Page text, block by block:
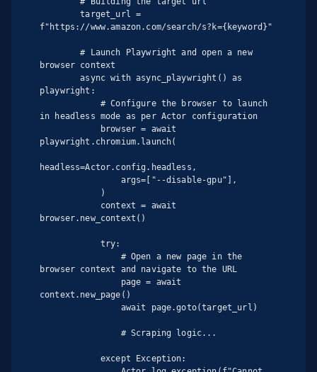
        target_url =
f"https://www.amazon.com/search/s?k={keyword}"
        # Launch Playwright and open a new
browser context
        async with async_playwright() as
playwright:
in headless mode as per Actor configuration
playwright.chromium.launch(
headless=Actor.config.headless,
browser.new_context()
browser context and navigate to the URL
context.new_page()